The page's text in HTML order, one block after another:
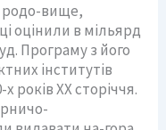
родо-вище,
оцінили в мільярд
Програму з його
інститутів
років ХХ сторіччя.